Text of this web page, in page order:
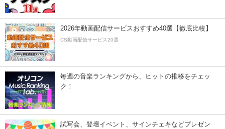
2026年動画配信サービスおすすめ40選【徹底比較】
CS動画配信サービス20選
毎週の音楽ランキングから、ヒットの推移をチェッ
ク！
試写会、登壇イベント、サインチェキなどプレゼン